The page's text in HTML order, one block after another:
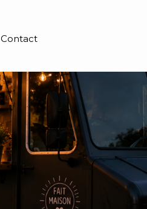
Contact